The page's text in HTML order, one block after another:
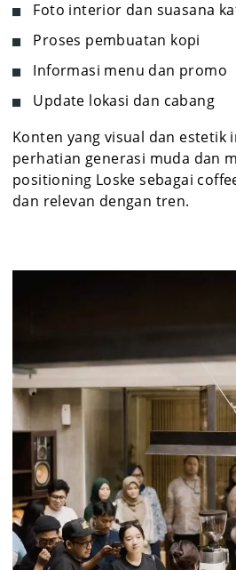
Foto interior dan suasana
Proses pembuatan kopi
Informasi menu dan promo
Update lokasi dan cabang
Konten yang visual dan estetik
perhatian generasi muda dan
positioning Loske sebagai
dan relevan dengan tren.